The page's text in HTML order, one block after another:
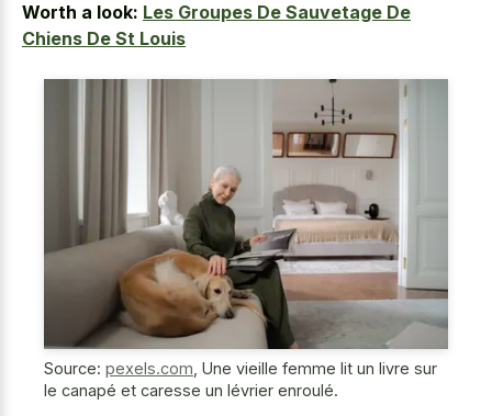
Worth a look: Les Groupes De Sauvetage De
Chiens De St Louis
Source: pexels.com Une vieille femme lit un livre sur
le canapé et caresse un lévrier enroulé.